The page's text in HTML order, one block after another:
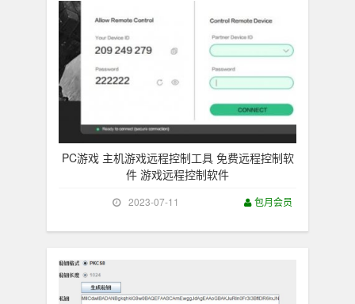
PC游戏 主机游戏远程控制工具 免费远程控制软
件 游戏远程控制软件
2023-07-11 包月会员